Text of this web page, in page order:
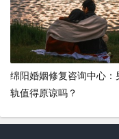
绵阳婚姻修复咨询中心：
轨值得原谅吗？